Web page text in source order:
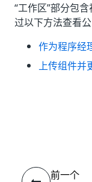
“工作区”部分包
过以下方法查看
作为程序经
上传组件并
前一个